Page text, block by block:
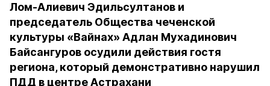
Лом-Алиевич Эдильсултанов и
председатель Общества чеченской
культуры «Вайнах» Адлан Мухадинович
Байсангуров осудили действия гостя
региона, который демонстративно нарушил
ПДД в центре Астрахани